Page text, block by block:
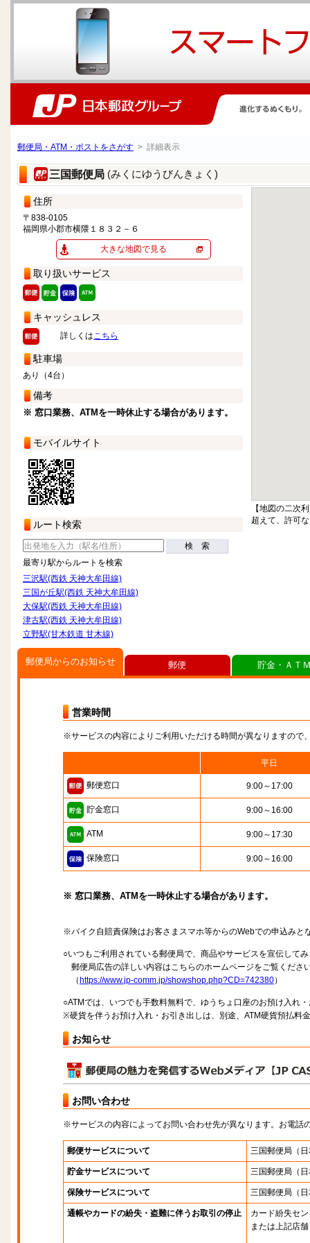
郵便局・ATM・ポストをさがす > 詳細表示
三国郵便局 (みくにゆうびんきょく)
住所
〒838-0105
福岡県小郡市横隈１８３２－６
大きな地図で見る
取り扱いサービス
キャッシュレス
詳しくはこちら
駐車場
あり（4台）
備考
※ 窓口業務、ATMを一時休止する場合があります。
モバイルサイト
ルート検索
検 索
最寄り駅からルートを検索
三沢駅(西鉄 天神大牟田線)
三国が丘駅(西鉄 天神大牟田線)
大保駅(西鉄 天神大牟田線)
津古駅(西鉄 天神大牟田線)
立野駅(甘木鉄道 甘木線)
【地図の二次
超えて、許可
郵便局からのお知らせ
営業時間
※サービスの内容によりご利用いただける時間が異なりますので
平日
郵便窓口 9:00～17:00
貯金窓口 9:00～16:00
ATM 9:00～17:30
保険窓口 9:00～16:00
※ 窓口業務、ATMを一時休止する場合があります。
※バイク自賠責保険はお客さまスマホ等からのWebでの申込みと
○いつもご利用されている郵便局で、商品やサービスを宣伝して
郵便局広告の詳しい内容はこちらのホームページをご覧くださ
（ https://www.jp-comm.jp/showshop.php?CD=742380）
○ATMでは、いつでも手数料無料で、ゆうちょ口座のお預け入れ
※硬貨を伴うお預け入れ・お引き出しは、別途、ATM硬貨預払料
お知らせ
お問い合わせ
※サービスの内容によってお問い合わせ先が異なります。お電話
郵便サービスについて 三国郵便局 （
貯金サービスについて 三国郵便局 （
保険サービスについて 三国郵便局 （
通帳やカードの紛失・盗難に伴うお取引の停止
カード紛失セ
または上記店舗
郵便 貯金・ＡＴ